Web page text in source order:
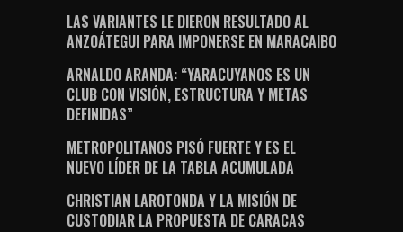
LAS VARIANTES LE DIERON RESULTADO AL
ANZOÁTEGUI PARA IMPONERSE EN MARACAIBO
ARNALDO ARANDA: “YARACUYANOS ES UN
CLUB CON VISIÓN, ESTRUCTURA Y METAS
DEFINIDAS”
METROPOLITANOS PISÓ FUERTE Y ES EL
NUEVO LÍDER DE LA TABLA ACUMULADA
CHRISTIAN LAROTONDA Y LA MISIÓN DE
CUSTODIAR LA PROPUESTA DE CARACAS